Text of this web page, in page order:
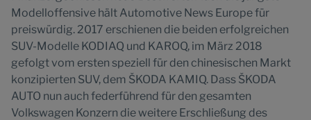
Modelloffensive hält Automotive News Europe für
preiswürdig. 2017 erschienen die beiden erfolgreichen
SUV-Modelle KODIAQ und KAROQ, im März 2018
gefolgt vom ersten speziell für den chinesischen Markt
konzipierten SUV, dem ŠKODA KAMIQ. Dass ŠKODA
AUTO nun auch federführend für den gesamten
Volkswagen Konzern die weitere Erschließung des